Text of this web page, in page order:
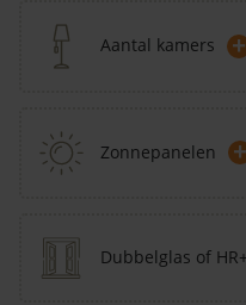
Aantal kamers +
Zonnepanelen +
Dubbelglas of